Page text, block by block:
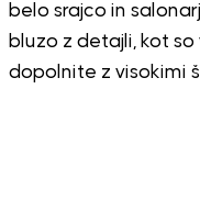
belo srajco in
bluzo z detajli, kot
dopolnite z visokimi